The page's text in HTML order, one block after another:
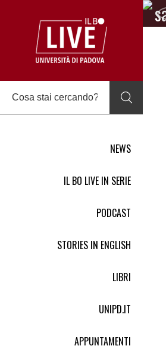
NEWS
IL BO LIVE IN SERIE
PODCAST
STORIES IN ENGLISH
LIBRI
UNIPD.IT
APPUNTAMENTI